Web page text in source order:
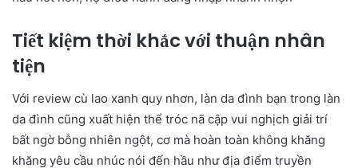
Tiết kiệm thời khắc với thuận nhân
tiện
Với review cù lao xanh quy nhơn, làn da đình bạn trong làn
da đình cũng xuất hiện thể tróc nã cập vui nghịch giải trí
bất ngờ bỗng nhiên ngột, cơ mà hoàn toàn không khăng
khăng yêu cầu nhúc nói đến hầu như địa điểm truyền